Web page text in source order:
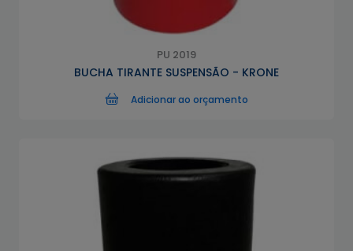
PU 2019
BUCHA TIRANTE SUSPENSÃO - KRONE
Adicionar ao orçamento